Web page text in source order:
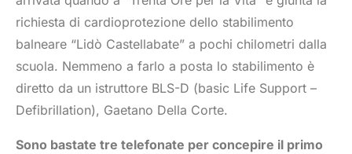
richiesta di cardioprotezione dello stabilimento
balneare “Lidò Castellabate” a pochi chilometri dalla
scuola. Nemmeno a farlo a posta lo stabilimento è
diretto da un istruttore BLS-D (basic Life Support –
Defibrillation), Gaetano Della Corte.
Sono bastate tre telefonate per concepire il primo